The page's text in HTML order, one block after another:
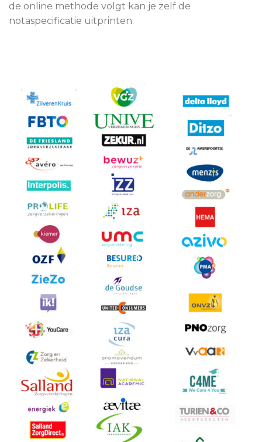
de online methode volgt kan je zelf de
notaspecificatie uitprinten.